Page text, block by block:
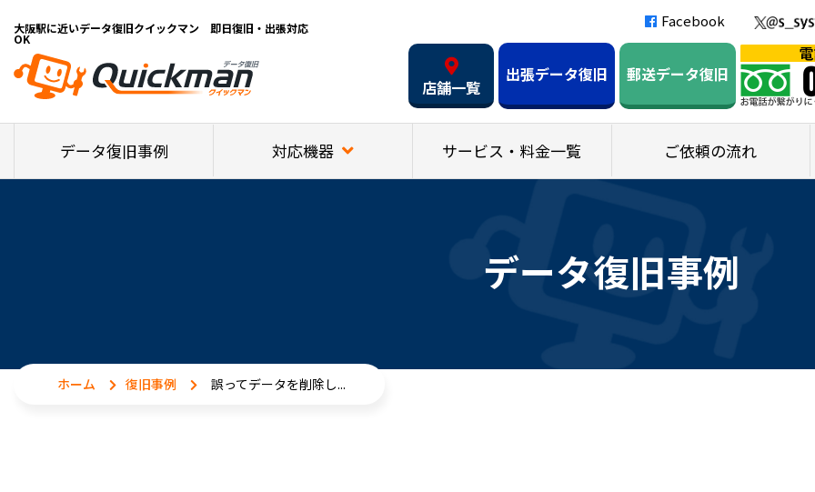
大阪駅に近いデータ復旧クイックマン 即日復旧・出張対応
OK
Facebook
店舗一覧
出張データ復旧 郵送データ復旧
データ復旧事例 対応機器 サービス・料金一覧 ご依頼の流れ
データ復旧事例
ホーム 復旧事例 誤ってデータを削除し...